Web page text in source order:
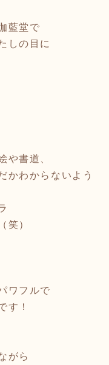
藍堂で
しの目に
や書道、
かわからないよう
笑）
ワフルで
す！
がら